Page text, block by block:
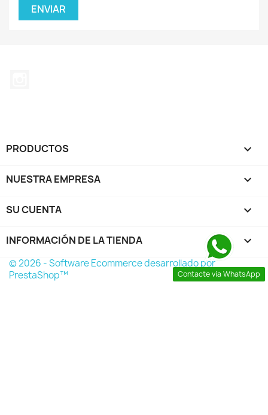
PRODUCTOS 
NUESTRA EMPRESA 
SU CUENTA 
INFORMACIÓN DE LA TIENDA keyboard_arrow_down
Contacte via WhatsApp
© 2026 - Software Ecommerce desarrollado por
PrestaShop™